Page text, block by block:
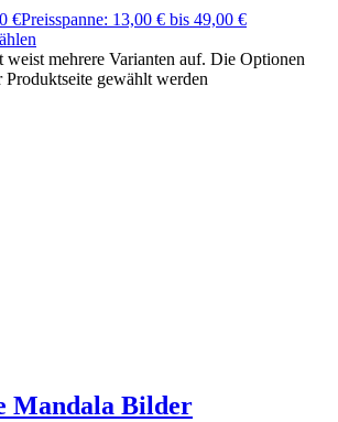
€Preisspanne: 13,00 € bis 49,00 €
weist mehrere Varianten auf. Die Optionen
Produktseite gewählt werden
Mandala Bilder